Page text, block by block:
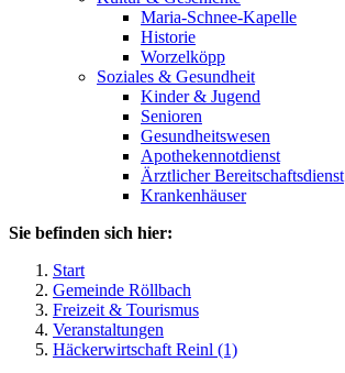
Maria-Schnee-Kapelle
Historie
Worzelköpp
Soziales & Gesundheit
Kinder & Jugend
Senioren
Gesundheitswesen
Apothekennotdienst
Ärztlicher Bereitschaftsdienst
Krankenhäuser
Sie befinden sich hier:
Start
Gemeinde Röllbach
Freizeit & Tourismus
Veranstaltungen
Häckerwirtschaft Reinl (1)